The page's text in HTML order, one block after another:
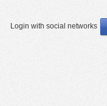
Login with social networks